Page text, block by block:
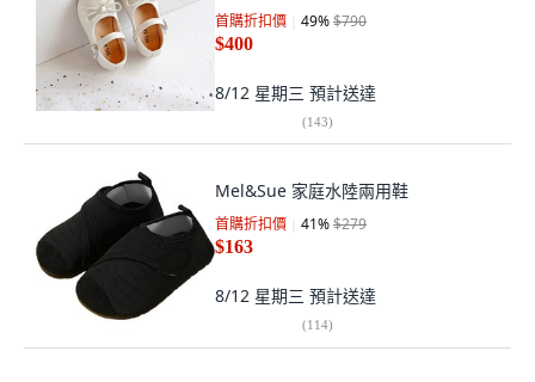
首購折扣價 49%$790
$400
8/12 星期三 預計送達
(143)
Mel&Sue 家庭水陸兩用鞋
首購折扣價 41%$279
$163
8/12 星期三 預計送達
(114)